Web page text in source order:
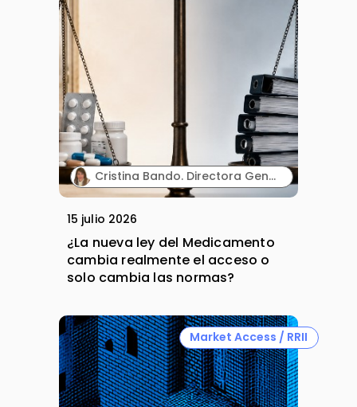
Cristina Bando. Directora General en Oncopeptides España y Directora del Programa Executive de Market Access de Cesif.
15 julio 2026
¿La nueva ley del Medicamento
cambia realmente el acceso o
solo cambia las normas?
Market Access / RRII